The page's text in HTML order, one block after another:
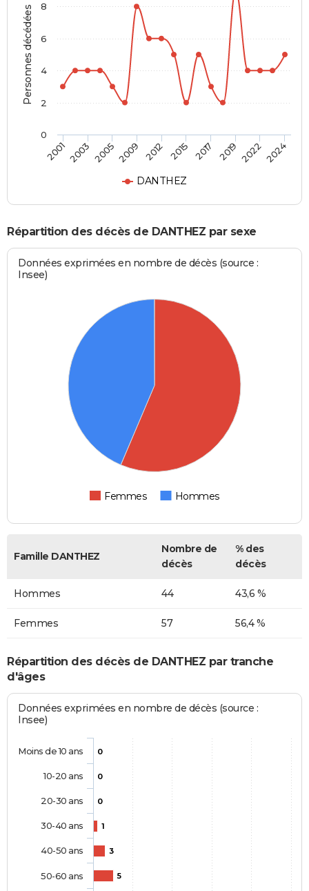
Personnes décédées
DANTHEZ
20012003 20052009 2012 2015 2017 2019 20222024
0
2
4
6
8
Répartition des décès de DANTHEZ par sexe
Données exprimées en nombre de décès (source :
Insee)
Femmes Hommes
Famille DANTHEZ
Nombre de
décès
% des
décès
Hommes 44 43,6 %
Femmes 57 56,4 %
Répartition des décès de DANTHEZ par tranche
d'âges
Données exprimées en nombre de décès (source :
Insee)
0
0
0
1
3
5
Moins de 10 ans
10-20 ans
20-30 ans
30-40 ans
40-50 ans
50-60 ans